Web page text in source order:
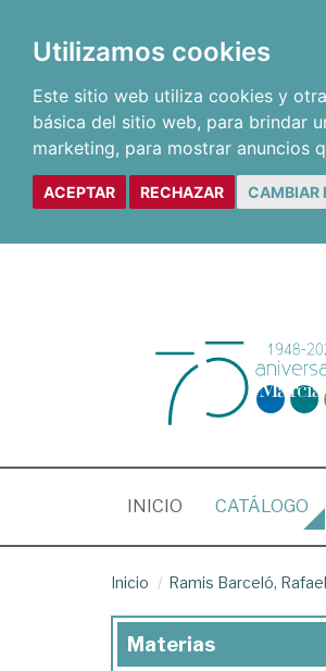
Utilizamos cookies
Este sitio web utiliza cookies y
básica del sitio web, para brindar
marketing, para mostrar anuncios
ACEPTAR RECHAZAR CAMBIAR
INICIO (CURRENT)
CATÁLOGO
Inicio Ramis Barceló, Rafael
Materias